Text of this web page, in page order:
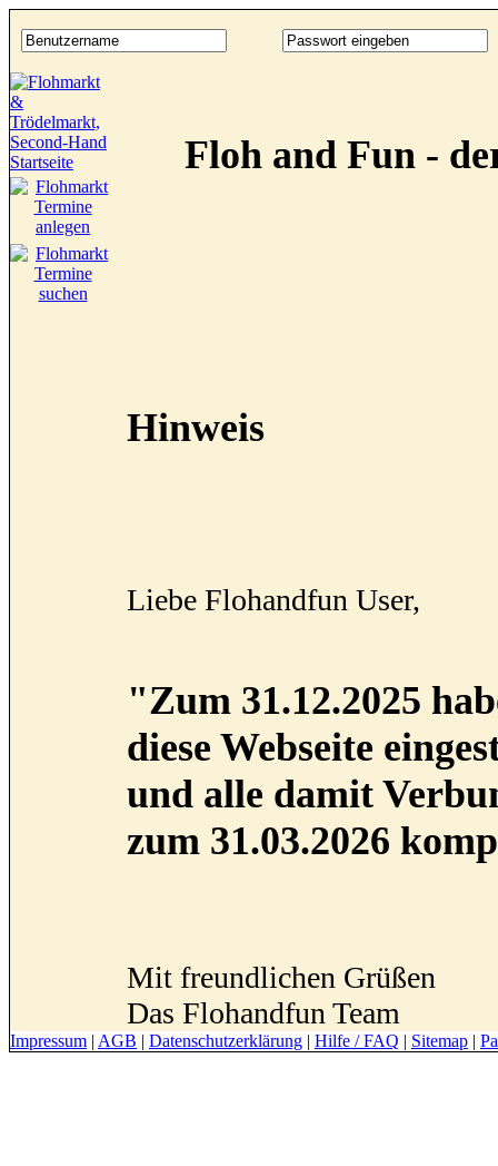
Floh and Fun -
Hinweis
Liebe Flohandfun User,
"Zum 31.12.2025
diese Webseite
und alle damit
zum 31.03.2026
Mit freundlichen Grüßen
Das Flohandfun Team
Impressum | AGB | Datenschutzerklärung | Hilfe / FAQ | Sitemap |